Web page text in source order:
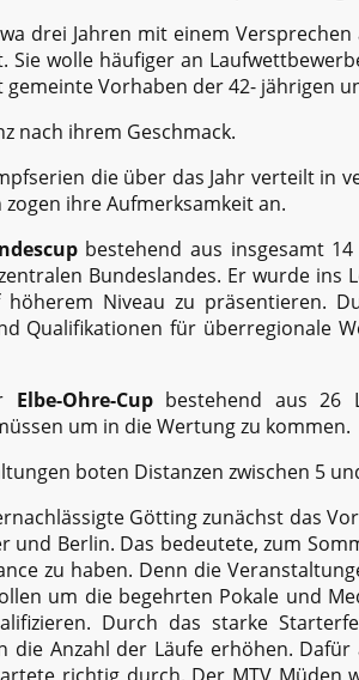
drei Jahren mit einem
Sie wolle häufiger an
Vorhaben der 42- jährigen
nach ihrem Geschmack.
die über das Jahr verteilt in
ihre Aufmerksamkeit an.
bestehend aus insgesamt
Bundeslandes. Er wurde
Niveau zu präsentieren.
Qualifikationen für überregionale
Elbe-Ohre-Cupbestehend aus 26
um in die Wertung zu kommen.
boten Distanzen zwischen 5
Götting zunächst das
und Berlin. Das bedeutete, zum
zu haben. Denn die
um die begehrten Pokale und
Durch das starke
die Anzahl der Läufe erhöhen.